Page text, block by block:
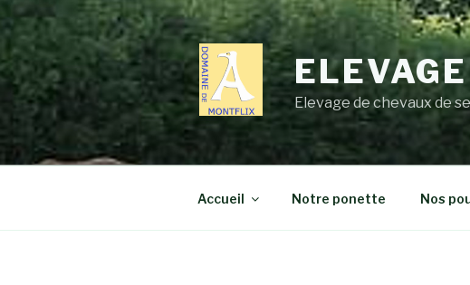
Aller
au
contenu
principal
Elevage de chevaux de
Accueil Notre ponette Nos